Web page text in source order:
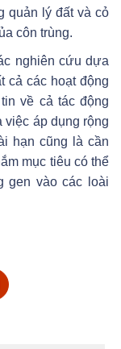
quản lý đất và cỏ
côn trùng.
nghiên cứu dựa
cả các hoạt động
về cả tác động
việc áp dụng rộng
hạn cũng là cần
mục tiêu có thể
gen vào các loài